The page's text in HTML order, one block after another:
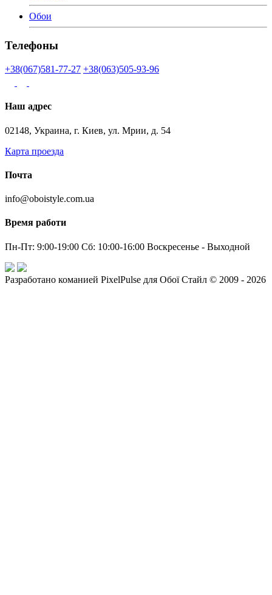
Обои
Телефоны
+38(067)581-77-27 +38(063)505-93-96
Наш адрес
02148, Украина, г. Киев, ул. Мрии, д. 54
Карта проезда
Почта
info@oboistyle.com.ua
Время работи
Пн-Пт: 9:00-19:00 Сб: 10:00-16:00 Воскресенье - Выходной
Разработано команией PixelPulse для Обої Стайл © 2009 - 2026